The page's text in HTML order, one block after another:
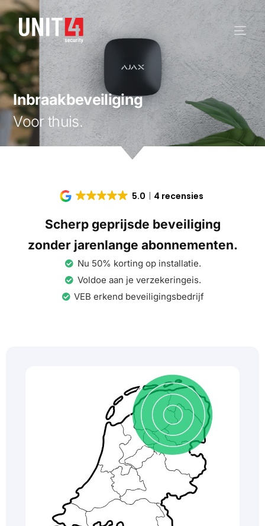
Inbraakbeveiliging
Voor thuis.
5.0 4 recensies
Scherp geprijsde beveiliging
zonder jarenlange abonnementen.
Nu 50% korting op installatie.
Voldoe aan je verzekeringeis.
VEB erkend beveiligingsbedrijf